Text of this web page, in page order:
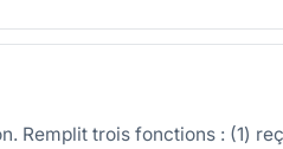
Remplit trois fonctions : (1)